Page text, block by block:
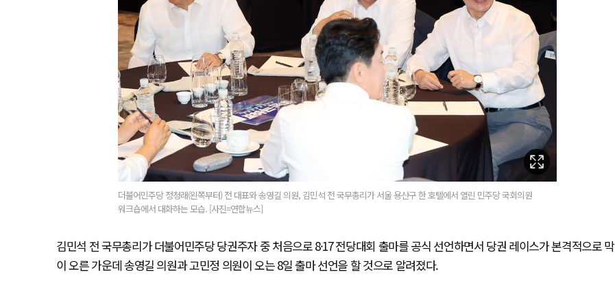
더불어민주당 정청래(왼쪽부터) 전 대표와 송영길 의원, 김민석 전 국무총리가 서울 용산구 한 호텔에서 열린 민주당 국회의원
워크숍에서 대화하는 모습. [사진=연합뉴스]
김민석 전 국무총리가 더불어민주당 당권주자 중 처음으로 8·17 전당대회 출마를 공식 선언하면서 당권 레이스가 본격적으로 막
이 오른 가운데 송영길 의원과 고민정 의원이 오는 8일 출마 선언을 할 것으로 알려졌다.